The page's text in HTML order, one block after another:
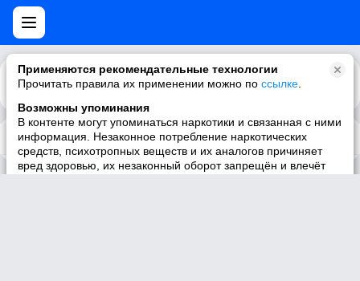
Применяются рекомендательные технологии
Прочитать правила их применении можно по ссылке
Возможны упоминания
В контенте могут упоминаться наркотики и связанная с ними
информация. Незаконное потребление наркотических
средств, психотропных веществ и их аналогов причиняет
вред здоровью, их незаконный оборот запрещён и влечёт
Каталог Рекомендации
У пользователя нет треков